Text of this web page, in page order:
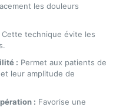
les douleurs
Cette technique évite les
: Permet aux patients de
leur amplitude de
: Favorise une